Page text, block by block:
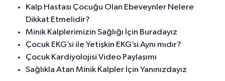
Kalp Hastası Çocuğu Olan Ebeveynler Nelere
Dikkat Etmelidir?
Minik Kalplerimizin Sağlığı İçin Buradayız
Çocuk EKG’si ile Yetişkin EKG’si Aynı mıdır?
Çocuk Kardiyolojisi Video Paylaşımı
Sağlıkla Atan Minik Kalpler İçin Yanınızdayız